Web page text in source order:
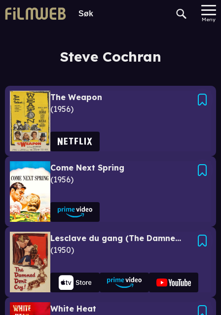
Meny
Steve Cochran
The Weapon
1956
Come Next Spring
1956
Lesclave du gang (The Damned Dont Cry!)
1950
White Heat